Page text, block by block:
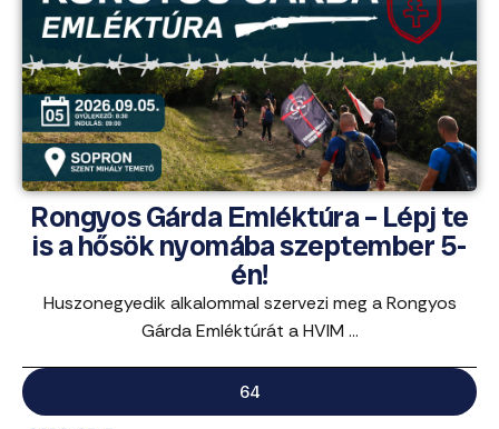
Rongyos Gárda Emléktúra – Lépj te
is a hősök nyomába szeptember 5-
én!
Huszonegyedik alkalommal szervezi meg a Rongyos
Gárda Emléktúrát a HVIM ...
64